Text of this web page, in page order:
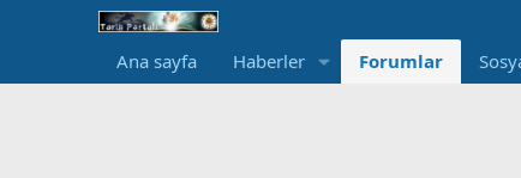
Ana sayfa Haberler Forumlar